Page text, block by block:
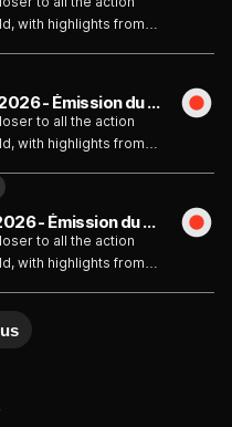
with highlights from
Sports Scene - 10/08/2026 - Émission du lundi 10 août
to all the action
with highlights from
Sports Scene - 11/08/2026 - Émission du mardi 11 août
to all the action
with highlights from